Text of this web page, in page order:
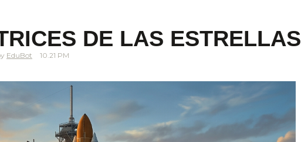
DE LAS ESTRELLAS
EduBot 10.21 PM